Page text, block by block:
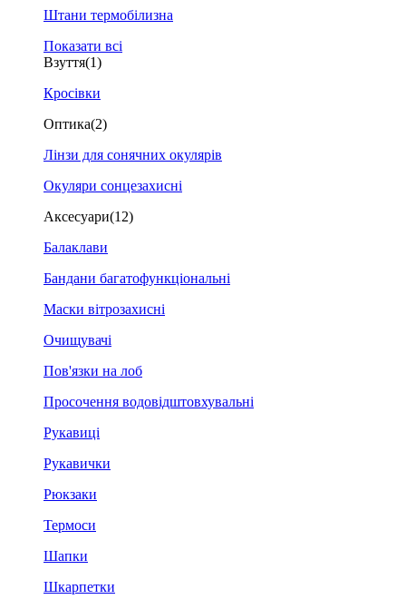
Штани термобілизна
Показати всі
Взуття(1)
Кросівки
Оптика(2)
Лінзи для сонячних окулярів
Окуляри сонцезахисні
Аксесуари(12)
Балаклави
Бандани багатофункціональні
Маски вітрозахисні
Очищувачі
Пов'язки на лоб
Просочення водовідштовхувальні
Рукавиці
Рукавички
Рюкзаки
Термоси
Шапки
Шкарпетки